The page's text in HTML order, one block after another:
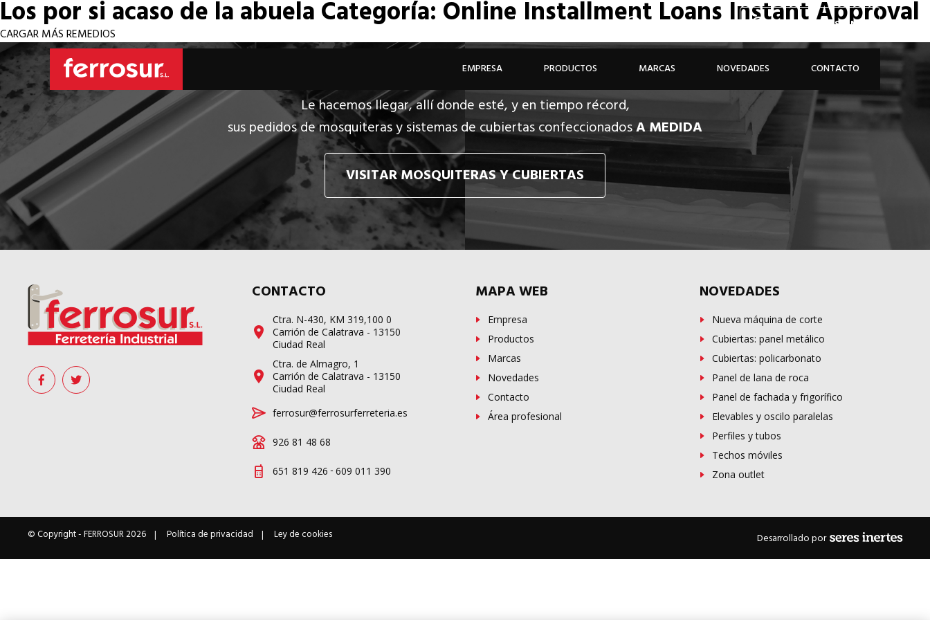
926 81 48 68 ÁREA PROFESIONAL
EMPRESA PRODUCTOS MARCAS NOVEDADES CONTACTO
Los por si acaso de la abuelaCategoría: Online Installment Loans Instant Approval
CARGAR MÁS REMEDIOS
Le hacemos llegar, allí donde esté, y en tiempo récord,
sus pedidos de mosquiteras y sistemas de cubiertas confeccionadosA MEDIDA
VISITAR MOSQUITERAS Y CUBIERTAS
CONTACTO
Ctra. N-430, KM 319,100 0
Carrión de Calatrava - 13150
Ciudad Real
Ctra. de Almagro, 1
Carrión de Calatrava - 13150
Ciudad Real
ferrosur@ferrosurferreteria.es
926 81 48 68
651 819 426 - 609 011 390
MAPA WEB
Empresa
Productos
Marcas
Novedades
Contacto
Área profesional
NOVEDADES
Nueva máquina de corte
Cubiertas: panel metálico
Cubiertas: policarbonato
Panel de lana de roca
Panel de fachada y frigorífico
Elevables y oscilo paralelas
Perfiles y tubos
Techos móviles
Zona outlet
© Copyright -FERROSUR2026 Política de privacidad Ley de cookies Desarrollado por